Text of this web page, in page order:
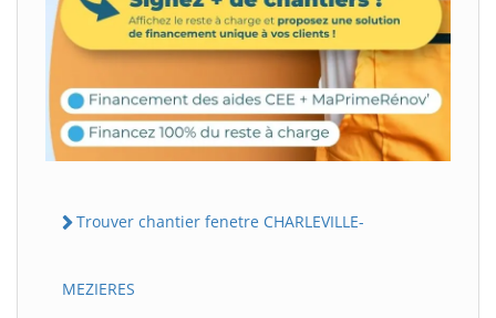
Trouver chantier fenetre CHARLEVILLE-
MEZIERES